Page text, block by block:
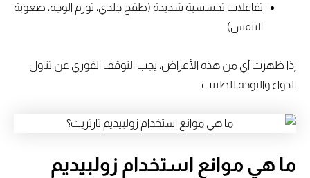
تفاعلات تحسسية شديدة (طفح جلدي، تورم الوجه، صعوبة
التنفس)
إذا ظهرت أي من هذه الأعراض، يجب التوقف الفوري عن تناول
الدواء والتوجه للطبيب.
ما هي موانع استخدام زولبيديم